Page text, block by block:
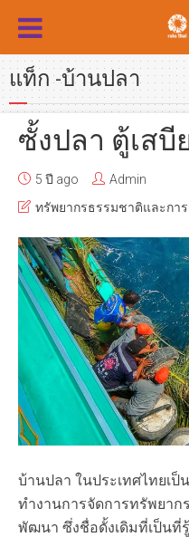
แท็ก -บ้านปลา
ซั้งปลา ตู้เส
5 ปี ago
Admin
ทรัพยากรธรรมชาติและกา
บ้านปลา ในประเทศไทยเ
ทำงานการจัดการทรัพยา
พัฒนา ซึ่งชื่อดั้งเดิมที่เป็นที่